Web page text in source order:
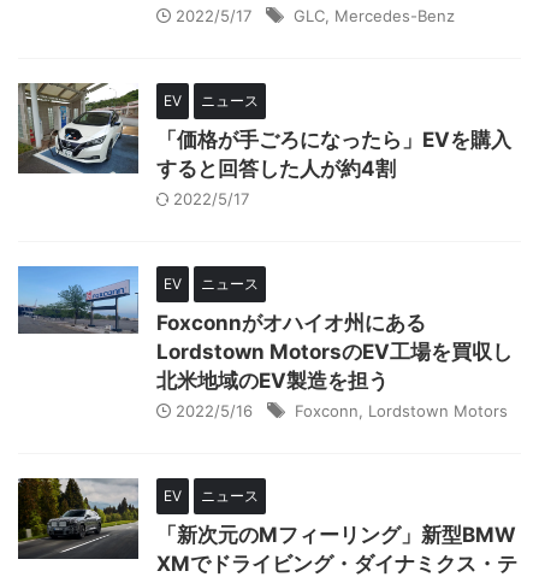
2022/5/17 GLC Mercedes-Benz
EV ニュース
「価格が手ごろになったら」EVを購入
すると回答した人が約4割
2022/5/17
EV ニュース
Foxconnがオハイオ州にある
Lordstown MotorsのEV工場を買収し
北米地域のEV製造を担う
2022/5/16 Foxconn Lordstown Motors
EV ニュース
「新次元のMフィーリング」新型BMW
XMでドライビング・ダイナミクス・テ